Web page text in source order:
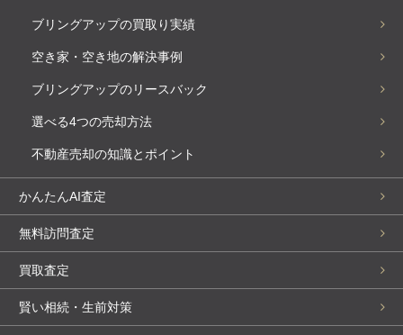
ブリングアップの買取り実績
空き家・空き地の解決事例
ブリングアップのリースバック
選べる4つの売却方法
不動産売却の知識とポイント
かんたんAI査定
無料訪問査定
買取査定
賢い相続・生前対策